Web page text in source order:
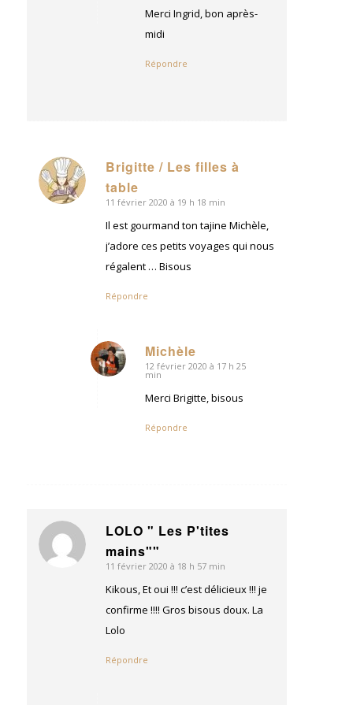
Merci Ingrid, bon après-
midi
Répondre
Brigitte / Les filles à
table
dit
:
11 février 2020 à 19 h 18 min
Il est gourmand ton tajine Michèle,
j’adore ces petits voyages qui nous
régalent … Bisous
Répondre
Michèle
dit
12 février 2020 à 17 h 25
min
Merci Brigitte, bisous
Répondre
LOLO " Les P'tites
mains""
dit
11 février 2020 à 18 h 57 min
Kikous, Et oui !!! c’est délicieux !!! je
confirme !!!! Gros bisous doux. La
Lolo
Répondre